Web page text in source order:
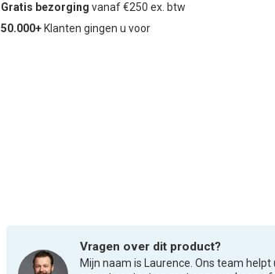
Gratis bezorging vanaf €250 ex. btw
50.000+ Klanten gingen u voor
Vragen over dit product?
Mijn naam is Laurence. Ons team helpt